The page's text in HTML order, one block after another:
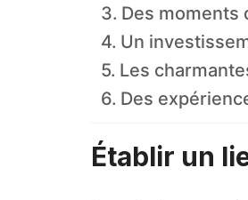
Des moments
Un
Les
Des
Établir un